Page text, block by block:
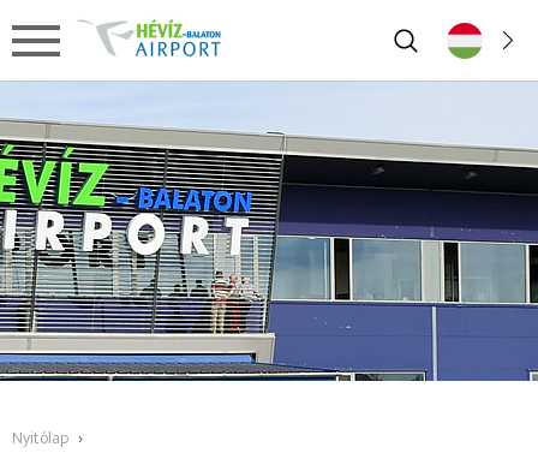
Nyitólap ›